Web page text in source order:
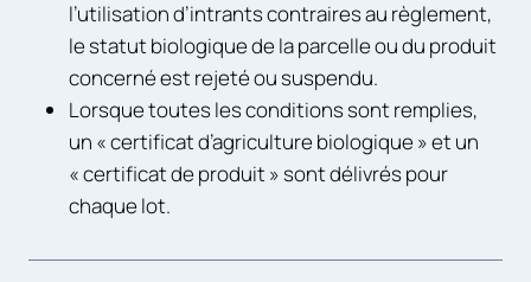
l’utilisation d’intrants contraires au règlement,
le statut biologique de la parcelle ou du produit
concerné est rejeté ou suspendu.
Lorsque toutes les conditions sont remplies,
un « certificat d’agriculture biologique » et un
« certificat de produit » sont délivrés pour
chaque lot.